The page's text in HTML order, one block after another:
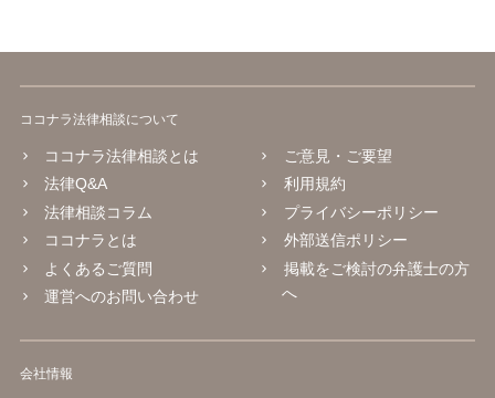
ココナラ法律相談について
ココナラ法律相談とは
法律Q&A
法律相談コラム
ココナラとは
よくあるご質問
運営へのお問い合わせ
ご意見・ご要望
利用規約
プライバシーポリシー
外部送信ポリシー
掲載をご検討の弁護士の方
へ
会社情報